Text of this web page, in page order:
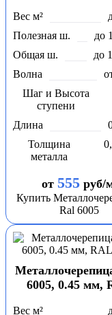
Вес м²
Полезная ш.
до
Общая ш.
до
Волна
Шаг и Высота
ступени
Длина
Толщина
металла
от 555руб/
Купить
Ral 6005
6005, 0.45 мм,
Вес м²